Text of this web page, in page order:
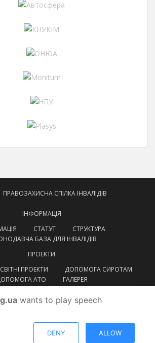
ПРАВОЗАХИСНА СПІЛКА ІНВАЛІДІВ
ІНФОРМАЦІЯ
СТАТУТ
СТРУКТУРА
БАЗА ДЛЯ ІНВАЛІДІВ
ПРОЕКТИ
ПРОЕКТИ
ДОПОМОГА СИРОТАМ
АТО
ГАЛЕРЕЯ
спілка інвалідівТема від Colorlib. Працює на
wants to play speech
DENY ALLOW